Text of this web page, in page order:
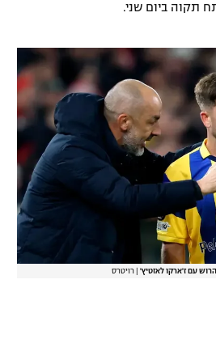
תקוה ביום שני.
עם ז'ארקו לאזטיץ' רויטרס